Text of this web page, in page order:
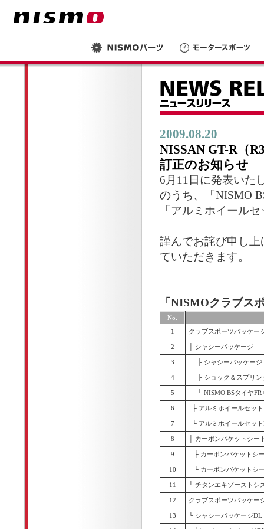
2009.08.20
NISSAN GT-R（
訂正のお知らせ
6月11日に発表いた
のうち、「NISMO
「アルミホイール
謹んでお詫び申し
ていただきます。
「NISMOクラブス
No.
1
クラブスポーツパッケー
2 ├ シャシーパッケージ
3 ├ シャシーパッケージ
4 ├ ショック＆スプリン
5 └ NISMO BSタイヤ
6 ├ アルミホイールセット
7 └ アルミホイールセット
8 ├ カーボンバケットシー
9 ├ カーボンバケットシ
10 └ カーボンバケットシ
11 └ チタンエキゾーストシ
12 クラブスポーツパッケー
13 └ シャシーパッケージDL